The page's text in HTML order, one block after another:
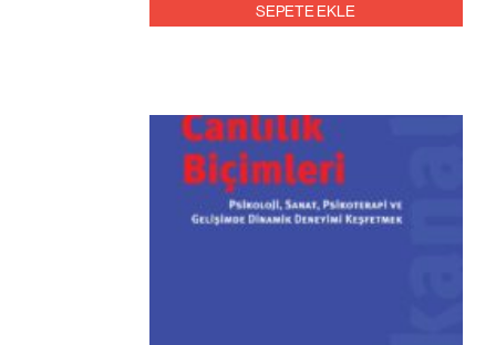
SEPETE EKLE